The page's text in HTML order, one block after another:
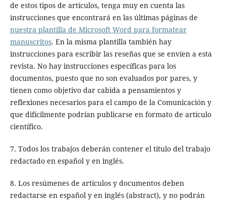
de estos tipos de artículos, tenga muy en cuenta las
instrucciones que encontrará en las últimas páginas de
nuestra plantilla de Microsoft Word para formatear
manuscritos. En la misma plantilla también hay
instrucciones para escribir las reseñas que se envíen a esta
revista. No hay instrucciones específicas para los
documentos, puesto que no son evaluados por pares, y
tienen como objetivo dar cabida a pensamientos y
reflexiones necesarios para el campo de la Comunicación y
que difícilmente podrían publicarse en formato de artículo
científico.
7. Todos los trabajos deberán contener el título del trabajo
redactado en español y en inglés.
8. Los resúmenes de artículos y documentos deben
redactarse en español y en inglés (abstract), y no podrán